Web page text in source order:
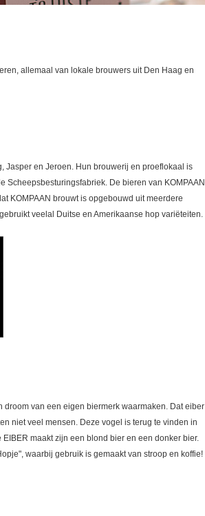
allemaal van lokale brouwers uit Den Haag en
Jasper en Jeroen. Hun brouwerij en proeflokaal is
De bieren van KOMPAAN
KOMPAAN brouwt is opgebouwd uit meerdere
veelal Duitse en Amerikaanse hop variëteiten.
van een eigen biermerk waarmaken. Dat eiber
niet veel mensen. Deze vogel is terug te vinden in
maakt zijn een blond bier en een donker bier.
waarbij gebruik is gemaakt van stroop en koffie!